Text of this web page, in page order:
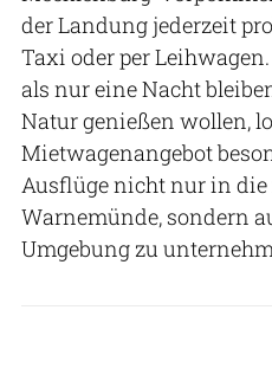
der Landung jederzeit
Taxi oder per
als nur eine Nacht
Natur genießen wollen,
Mietwagenangebot
Ausflüge nicht nur in
Warnemünde, sondern
Umgebung zu